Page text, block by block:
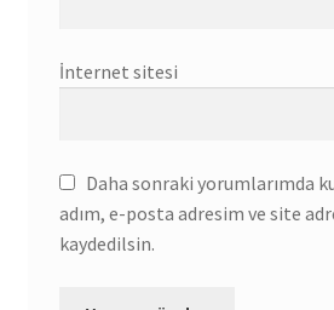
İnternet sitesi
Daha sonraki yorumlarımda
adım, e-posta adresim ve site
kaydedilsin.